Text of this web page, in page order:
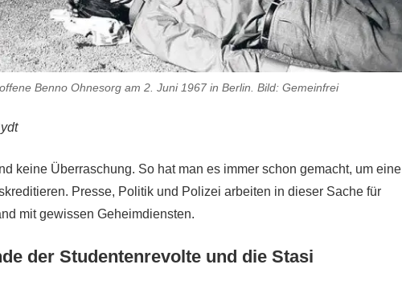
Benno Ohnesorg am 2. Juni 1967 in Berlin. Bild: Gemeinfrei
keine Überraschung. So hat man es immer schon gemacht, um eine
Presse, Politik und Polizei arbeiten in dieser Sache für
mit gewissen Geheimdiensten.
der Studentenrevolte und die Stasi